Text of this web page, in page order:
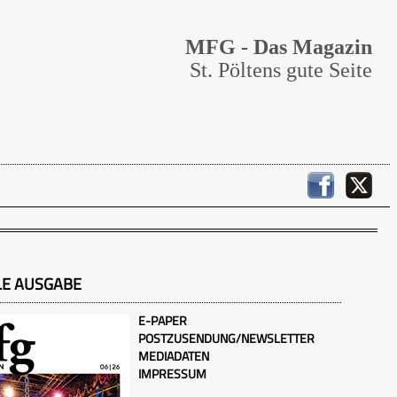
MFG - Das Magazin
St. Pöltens gute Seite
AUSGABE
E-PAPER
POSTZUSENDUNG/NEWSLETTER
MEDIADATEN
IMPRESSUM